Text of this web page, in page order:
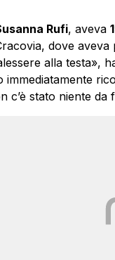
Rufi, aveva
dove
alla testa»,
immediatamente
c’è stato niente da